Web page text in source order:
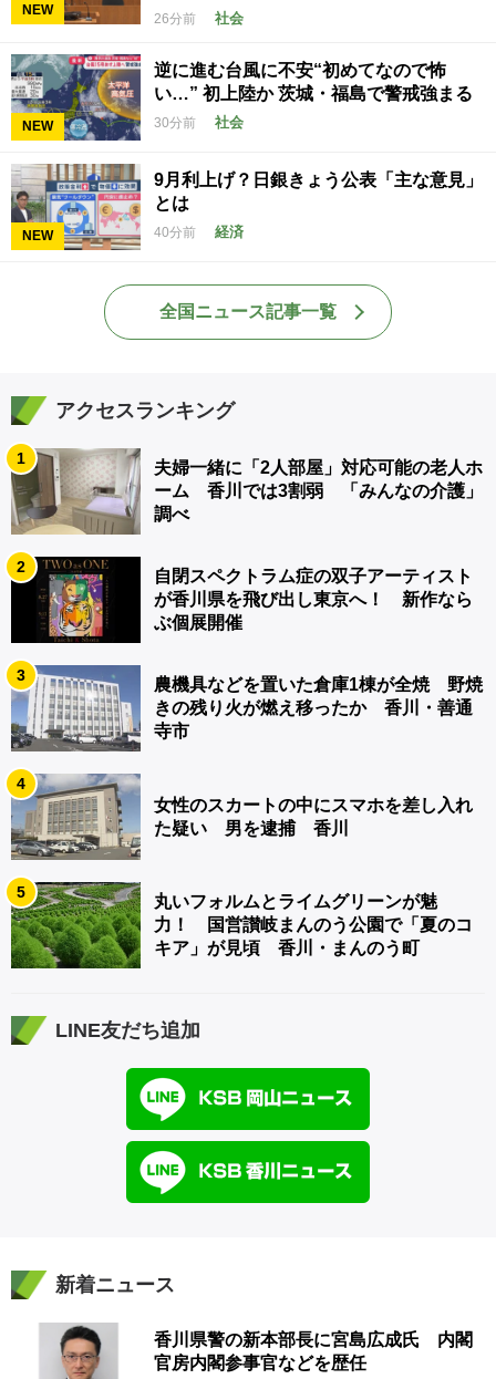
NEW
26分前 社会
NEW
逆に進む台風に不安“初めてなので怖
い…” 初上陸か 茨城・福島で警戒強まる
30分前 社会
NEW
9月利上げ？日銀きょう公表「主な意見」
とは
40分前 経済
全国ニュース記事一覧
アクセスランキング
1
夫婦一緒に「2人部屋」対応可能の老人ホ
ーム 香川では3割弱 「みんなの介護」
調べ
2
自閉スペクトラム症の双子アーティスト
が香川県を飛び出し東京へ！ 新作なら
ぶ個展開催
3
農機具などを置いた倉庫1棟が全焼 野焼
きの残り火が燃え移ったか 香川・善通
寺市
4
女性のスカートの中にスマホを差し入れ
た疑い 男を逮捕 香川
5
丸いフォルムとライムグリーンが魅
力！ 国営讃岐まんのう公園で「夏のコ
キア」が見頃 香川・まんのう町
LINE友だち追加
新着ニュース
香川県警の新本部長に宮島広成氏 内閣
官房内閣参事官などを歴任